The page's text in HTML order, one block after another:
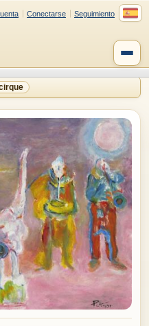
Conectarse Seguimiento